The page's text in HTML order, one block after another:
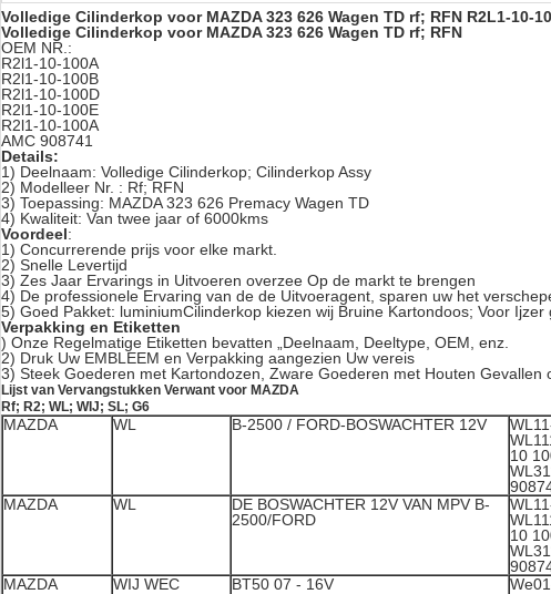
Volledige Cilinderkop voor MAZDA 323 626 Wagen TD rf; RFN R2L1-10-
Volledige Cilinderkop voor MAZDA 323 626 Wagen TD rf; RFN
OEM NR.:
R2l1-10-100A
R2l1-10-100B
R2l1-10-100D
R2l1-10-100E
R2l1-10-100A
AMC 908741
Details:
1) Deelnaam: Volledige Cilinderkop; Cilinderkop Assy
2) Modelleer Nr. : Rf; RFN
3) Toepassing: MAZDA 323 626 Premacy Wagen TD
4) Kwaliteit: Van twee jaar of 6000kms
Voordeel:
1) Concurrerende prijs voor elke markt.
2) Snelle Levertijd
3) Zes Jaar Ervarings in Uitvoeren overzee Op de markt te brengen
4) De professionele Ervaring van de de Uitvoeragent, sparen uw het
5) Goed Pakket: luminiumCilinderkop kiezen wij Bruine Kartondoos; Voor
Verpakking en Etiketten
) Onze Regelmatige Etiketten bevatten „Deelnaam, Deeltype, OEM, enz.
2) Druk Uw EMBLEEM en Verpakking aangezien Uw vereis
3) Steek Goederen met Kartondozen, Zware Goederen met Houten Gevallen
Lijst van Vervangstukken Verwant voor MAZDA
Rf; R2; WL; WIJ; SL; G6
MAZDA WL B-2500 / FORD-BOSWACHTER 12V
10
MAZDA
WL
DE BOSWACHTER 12V VAN MPV B-
2500/FORD
10
MAZDA
WIJ WEC BT50 07 - 16V